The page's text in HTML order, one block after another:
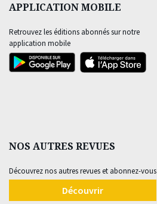
APPLICATION MOBILE
Retrouvez les éditions abonnés sur notre
application mobile
NOS AUTRES REVUES
Découvrez nos autres revues et abonnez-vous
Découvrir